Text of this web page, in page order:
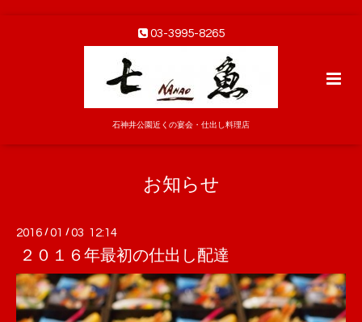
03-3995-8265
石神井公園近くの宴会・仕出し料理店
お知らせ
2016 /01 /03 12:14
２０１６年最初の仕出し配達